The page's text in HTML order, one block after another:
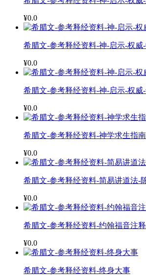
¥0.0
希腊文-参考释经资料-神-启示-权威
¥0.0
希腊文-参考释经资料-神-启示-权威
¥0.0
希腊文-参考释经资料-神学求生指
¥0.0
希腊文-参考释经资料-简易讲道法-
¥0.0
希腊文-参考释经资料-约翰福音注
¥0.0
希腊文-参考释经资料-终身大事